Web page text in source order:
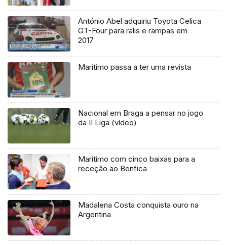
António Abel adquiriu Toyota Celica
GT-Four para ralis e rampas em
2017
Marítimo passa a ter uma revista
Nacional em Braga a pensar no jogo
da II Liga (vídeo)
Marítimo com cinco baixas para a
receção ao Benfica
Madalena Costa conquista ouro na
Argentina